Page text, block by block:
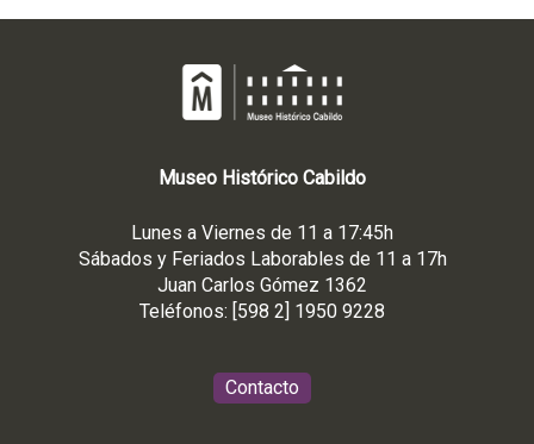
Museo Histórico Cabildo
Lunes a Viernes de 11 a 17:45h
Sábados y Feriados Laborables de 11 a 17h
Juan Carlos Gómez 1362
Teléfonos: [598 2] 1950 9228
Contacto